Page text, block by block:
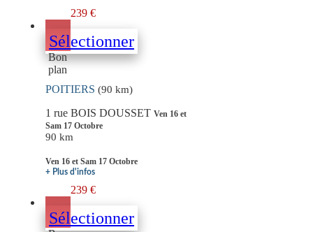
239 €
Sélectionner
Bon
plan
POITIERS (90 km)
1 rue BOIS DOUSSET Ven 16 et
Sam 17 Octobre
90 km
Ven 16 et Sam 17 Octobre
+ Plus d'infos
239 €
Sélectionner